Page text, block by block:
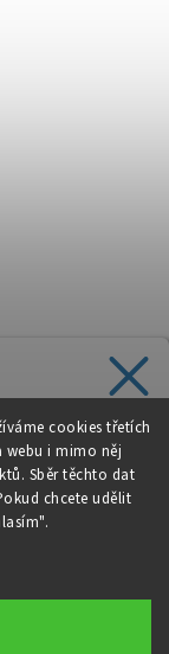
cookies třetích
webu i mimo něj
Sběr těchto dat
chcete udělit